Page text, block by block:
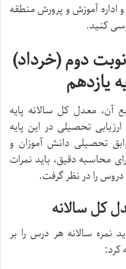
آموزش و پرورش منطقه
کنید.
دوم (خرداد)
یازدهم
معدل کل سالانه پایه
تحصیلی در این پایه
تحصیلی دانش آموزان و
محاسبه دقیق، باید نمرات
را در نظر گرفت.
کل سالانه
نمره سالانه هر درس را بر